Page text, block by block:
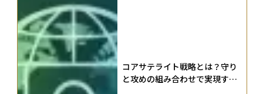
コアサテライト戦略とは？守り
と攻めの組み合わせで実現する